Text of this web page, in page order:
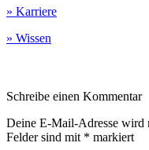
» Karriere
» Wissen
Schreibe einen Kommentar
Deine E-Mail-Adresse wird
Felder sind mit * markiert